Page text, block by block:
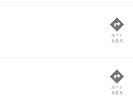
ルート
を見る
ルート
を見る